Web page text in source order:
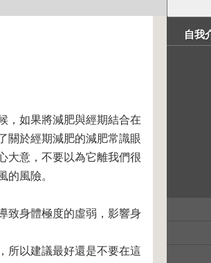
，如果將減肥與經期結合在
關於經期減肥的減肥常識眼
大意，不要以為它離我們很
的風險。
致身體極度的虛弱，影響身
所以建議最好還是不要在這
自我